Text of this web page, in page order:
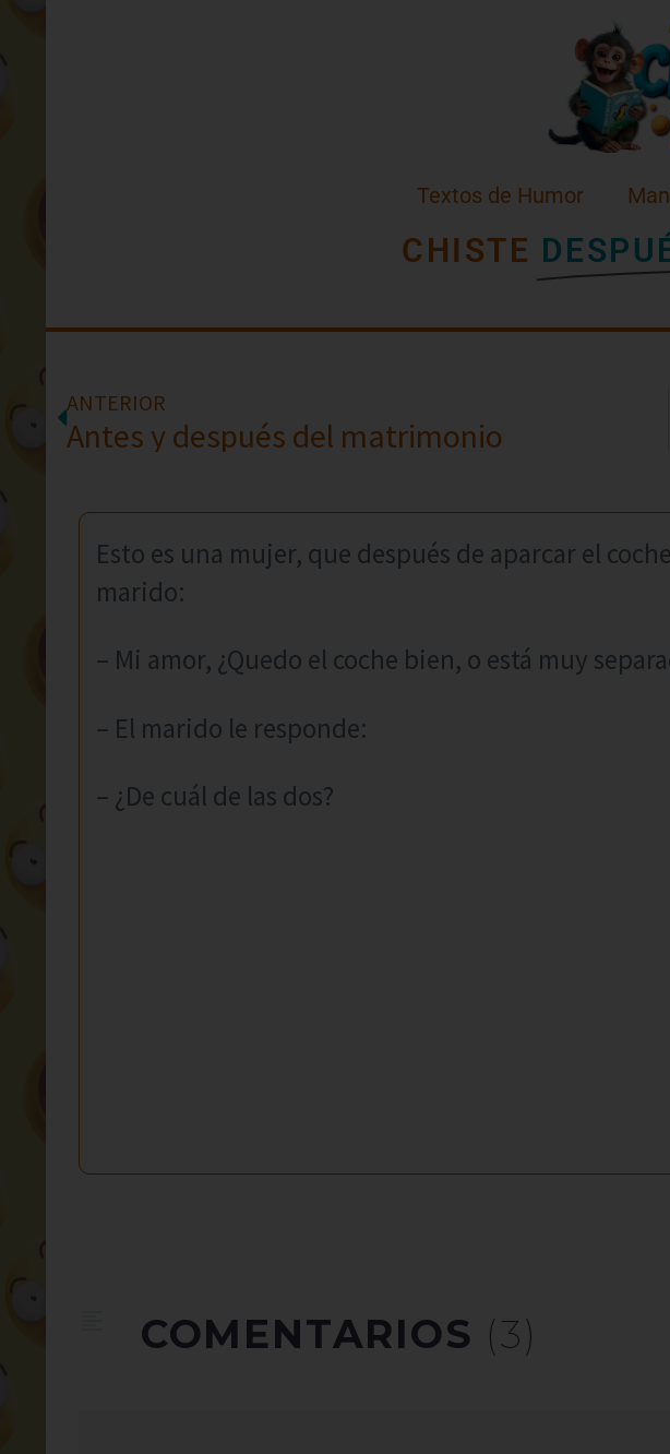
Textos de Humor
CHISTE
ANTERIOR
Antes y después del matrimonio
Esto es una mujer, que después de aparcar el
marido:
– Mi amor, ¿Quedo el coche bien, o está muy
– El marido le responde:
– ¿De cuál de las dos?
COMENTARIOS (3)